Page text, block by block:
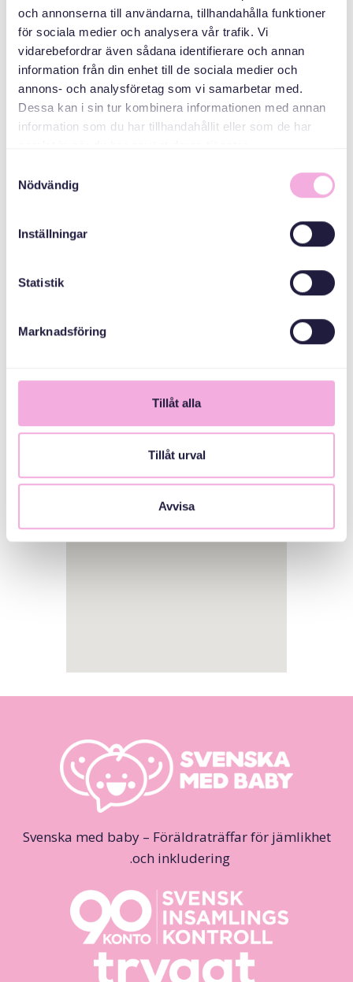
och annonserna till användarna, tillhandahålla funktioner
för sociala medier och analysera vår trafik. Vi
vidarebefordrar även sådana identifierare och annan
information från din enhet till de sociala medier och
annons- och analysföretag som vi samarbetar med.
Dessa kan i sin tur kombinera informationen med annan
information som du har tillhandahållit eller som de har
Nödvändig
Inställningar
Statistik
Marknadsföring
Tillåt alla
Tillåt urval
Avvisa
Svenska med baby
Email
bokningen@svenskamedbaby.se
المنظمون المشاركون
1
Svenska med baby – Föräldraträffar för jämlikhet
och inkludering.